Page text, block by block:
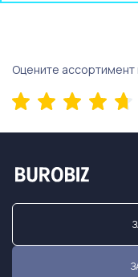
Оцените ассортимент